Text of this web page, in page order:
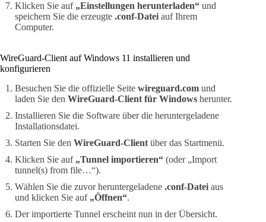
Klicken Sie auf „Einstellungen herunterladen“ und
speichern Sie die erzeugte .conf-Datei auf Ihrem
Computer.
WireGuard-Client auf Windows 11 installieren und
konfigurieren
Besuchen Sie die offizielle Seite wireguard.com und
laden Sie den WireGuard-Client für Windows herunter.
Installieren Sie die Software über die heruntergeladene
Installationsdatei.
Starten Sie den WireGuard-Client über das Startmenü.
Klicken Sie auf „Tunnel importieren“ (oder „Import
tunnel(s) from file…“).
Wählen Sie die zuvor heruntergeladene .conf-Datei aus
und klicken Sie auf „Öffnen“.
Der importierte Tunnel erscheint nun in der Übersicht.